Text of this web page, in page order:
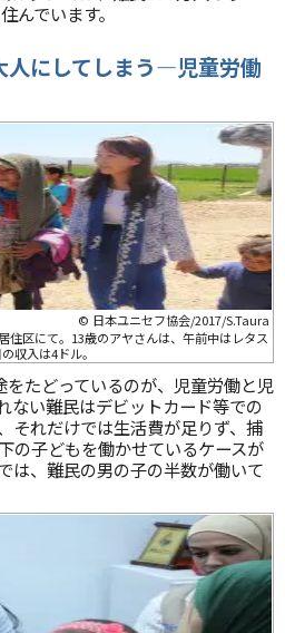
んでいます。
人にしてしまう―児童労働
© 日本ユニセフ協会/2017/S.Taura
住区にて。13歳のアヤさんは、午前中はレタス
収入は4ドル。
たどっているのが、児童労働と児
ない難民はデビットカード等での
それだけでは生活費が足りず、捕
の子どもを働かせているケースが
は、難民の男の子の半数が働いて